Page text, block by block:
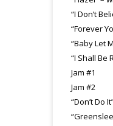
“I Don’t
“Forever
“Baby Let
“I Shall Be
Jam #1
Jam #2
“Don’t Do